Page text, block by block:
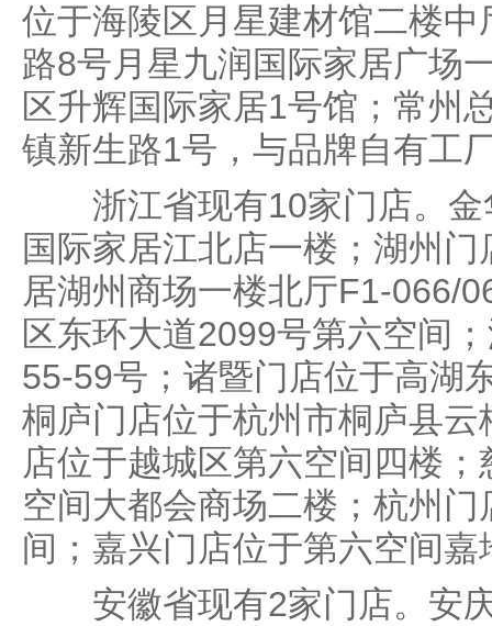
位于海陵区月星建材馆二楼
路8号月星九润国际家居广场
区升辉国际家居1号馆；常州
镇新生路1号，与品牌自有工
浙江省现有10家门店。金
国际家居江北店一楼；湖州
居湖州商场一楼北厅F1-066/
区东环大道2099号第六空间
55-59号；诸暨门店位于高湖
桐庐门店位于杭州市桐庐县
店位于越城区第六空间四楼
空间大都会商场二楼；杭州
间；嘉兴门店位于第六空间嘉
安徽省现有2家门店。安庆